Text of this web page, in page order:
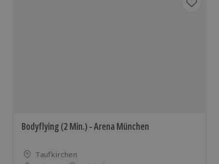
Bodyflying (2 Min.) - Arena München
Standort
Taufkirchen